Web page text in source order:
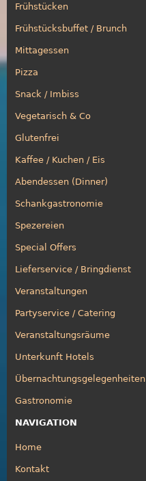
Frühstücken
Frühstücksbuffet / Brunch
Mittagessen
Pizza
Snack / Imbiss
Vegetarisch & Co
Glutenfrei
Kaffee / Kuchen / Eis
Abendessen (Dinner)
Schankgastronomie
Spezereien
Special Offers
Lieferservice / Bringdienst
Veranstaltungen
Partyservice / Catering
Veranstaltungsräume
Unterkunft Hotels
Übernachtungsgelegenheiten
Gastronomie
NAVIGATION
Home
Kontakt